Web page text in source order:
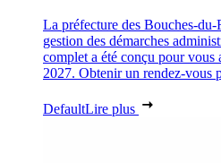
La préfecture des Bouches-
gestion des démarches
complet a été conçu pour vous
2027. Obtenir un rendez-vous
DefaultLire plus